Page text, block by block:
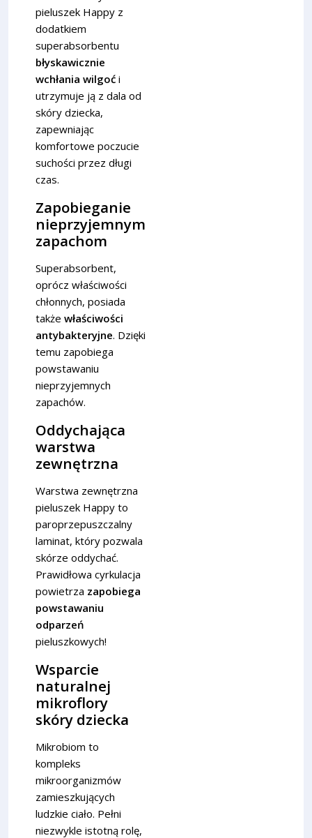
pieluszek Happy z
dodatkiem
superabsorbentu
błyskawicznie
wchłania wilgoć i
utrzymuje ją z dala od
skóry dziecka,
zapewniając
komfortowe poczucie
suchości przez długi
czas.
Zapobieganie
nieprzyjemnym
zapachom
Superabsorbent,
oprócz właściwości
chłonnych, posiada
także właściwości
antybakteryjne. Dzięki
temu zapobiega
powstawaniu
nieprzyjemnych
zapachów.
Oddychająca
warstwa
zewnętrzna
Warstwa zewnętrzna
pieluszek Happy to
paroprzepuszczalny
laminat, który pozwala
skórze oddychać.
Prawidłowa cyrkulacja
powietrza zapobiega
powstawaniu
odparzeń
pieluszkowych!
Wsparcie
naturalnej
mikroflory
skóry dziecka
Mikrobiom to
kompleks
mikroorganizmów
zamieszkujących
ludzkie ciało. Pełni
niezwykle istotną rolę,